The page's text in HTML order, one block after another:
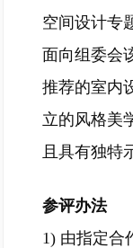
空间设计专
面向组委会
推荐的室内
立的风格美
且具有独特
参评办法
1) 由指定合